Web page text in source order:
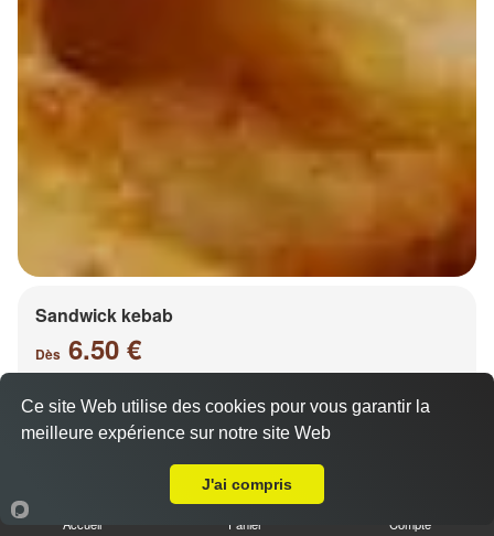
Sandwick kebab
Dès 6.50 €
Salade, tomates, oignons, chou, carottes
Accueil Panier Compte
Ce site Web utilise des cookies pour vous garantir la
meilleure expérience sur notre site Web
J'ai compris